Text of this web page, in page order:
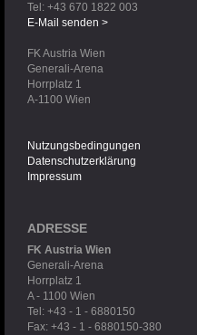
Tel: +43 670 1822 003
E-Mail senden >
FK Austria Wien
Generali-Arena
Horrplatz 1
A-1100 Wien
Nutzungsbedingungen
Datenschutzerklärung
Impressum
ADRESSE
FK Austria Wien
Generali-Arena
Horrplatz 1
A - 1100 Wien
Tel: +43 - 1 - 6880150
Fax: +43 - 1 - 6880150-380